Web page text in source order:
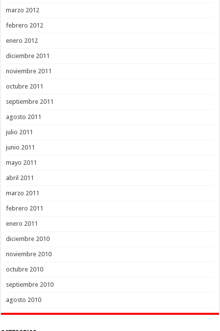
marzo 2012
febrero 2012
enero 2012
diciembre 2011
noviembre 2011
octubre 2011
septiembre 2011
agosto 2011
julio 2011
junio 2011
mayo 2011
abril 2011
marzo 2011
febrero 2011
enero 2011
diciembre 2010
noviembre 2010
octubre 2010
septiembre 2010
agosto 2010